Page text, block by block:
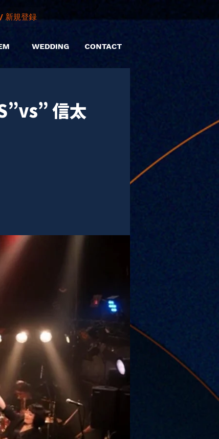
新規登録
WEDDING CONTACT
信太